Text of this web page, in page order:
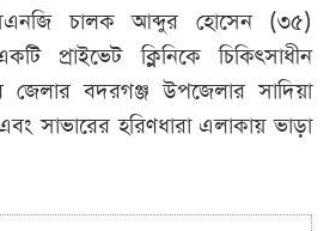
চালক আব্দুর হোসেন (৩৫)
প্রাইভেট ক্লিনিকে চিকিৎসাধীন
জেলার বদরগঞ্জ উপজেলার সাদিয়া
এবং সাভারের হরিণধারা এলাকায় ভাড়া